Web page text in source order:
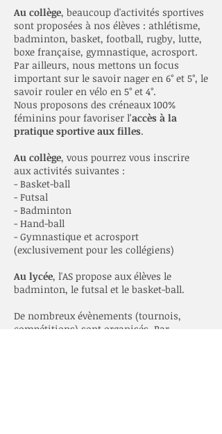
Au collège, beaucoup d'activités sportives
sont proposées à nos élèves : athlétisme,
badminton, basket, football, rugby, lutte,
boxe française, gymnastique, acrosport.
Par ailleurs, nous mettons un focus
important sur le savoir nager en 6° et 5°, le
savoir rouler en vélo en 5° et 4°.
Nous proposons des créneaux 100%
féminins pour favoriser l'accès à la
pratique sportive aux filles.
Au collège, vous pourrez vous inscrire
aux activités suivantes :
- Basket-ball
- Futsal
- Badminton
- Hand-ball
- Gymnastique et acrosport
(exclusivement pour les collégiens)
Au lycée, l'AS propose aux élèves le
badminton, le futsal et le basket-ball.
De nombreux évènements (tournois,
compétitions) sont organisés. Par